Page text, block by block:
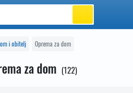
i obitelj Oprema za dom
za dom 122